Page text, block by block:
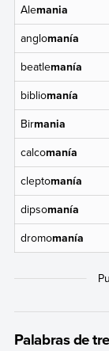
Alemania
anglomanía
beatlemanía
bibliomanía
Birmania
calcomanía
cleptomanía
dipsomanía
dromomanía
Palabras de